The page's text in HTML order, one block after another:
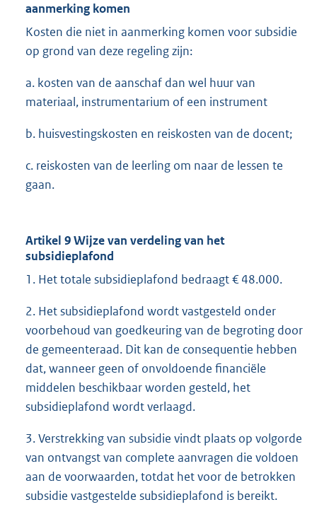
aanmerking komen
Kosten die niet in aanmerking komen voor subsidie
op grond van deze regeling zijn:
a. kosten van de aanschaf dan wel huur van
materiaal, instrumentarium of een instrument
b. huisvestingskosten en reiskosten van de docent;
c. reiskosten van de leerling om naar de lessen te
gaan.
Artikel 9 Wijze van verdeling van het
subsidieplafond
1. Het totale subsidieplafond bedraagt € 48.000.
2. Het subsidieplafond wordt vastgesteld onder
voorbehoud van goedkeuring van de begroting door
de gemeenteraad. Dit kan de consequentie hebben
dat, wanneer geen of onvoldoende financiële
middelen beschikbaar worden gesteld, het
subsidieplafond wordt verlaagd.
3. Verstrekking van subsidie vindt plaats op volgorde
van ontvangst van complete aanvragen die voldoen
aan de voorwaarden, totdat het voor de betrokken
subsidie vastgestelde subsidieplafond is bereikt.